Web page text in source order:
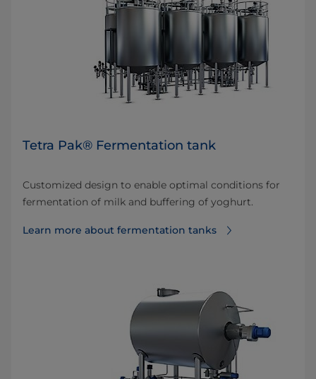
Tetra Pak® Fermentation tank
Customized design to enable optimal conditions for
fermentation of milk and buffering of yoghurt.
Learn more about fermentation tanks